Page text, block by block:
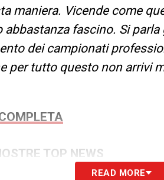
maniera. Vicende come
fascino. Si
dei campionati
per tutto questo non arrivi
TOP NEWS
READ MORE